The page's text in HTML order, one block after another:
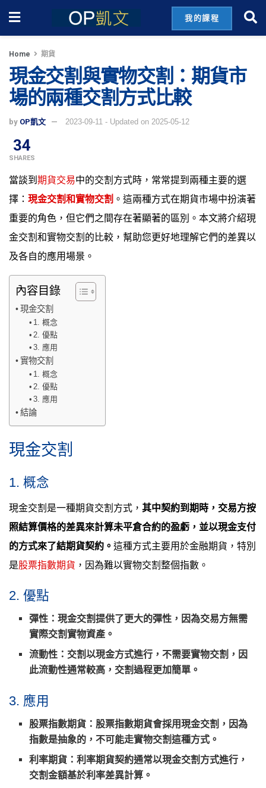
我的課程
Home 期貨
現金交割與實物交割：期貨市
場的兩種交割方式比較
by OP凱文 2023-09-11 - Updated on 2025-05-12
34
SHARES
當談到期貨交易中的交割方式時，常常提到兩種主要的選
擇： 現金交割和實物交割 。這兩種方式在期貨市場中扮演著
重要的角色，但它們之間存在著顯著的區別。本文將介紹現
金交割和實物交割的比較，幫助您更好地理解它們的差異以
及各自的應用場景。
內容目錄
現金交割
1. 概念
2. 優點
3. 應用
實物交割
1. 概念
2. 優點
3. 應用
結論
現金交割
1. 概念
現金交割是一種期貨交割方式， 其中契約到期時，交易方按
照結算價格的差異來計算未平倉合約的盈虧，並以現金支付
的方式來了結期貨契約。 這種方式主要用於金融期貨，特別
是股票指數期貨 ，因為難以實物交割整個指數。
2. 優點
彈性：現金交割提供了更大的彈性，因為交易方無需
實際交割實物資產。
流動性：交割以現金方式進行，不需要實物交割，因
此流動性通常較高，交割過程更加簡單。
3. 應用
股票指數期貨：股票指數期貨會採用現金交割，因為
指數是抽象的，不可能走實物交割這種方式。
利率期貨：利率期貨契約通常以現金交割方式進行，
交割金額基於利率差異計算。